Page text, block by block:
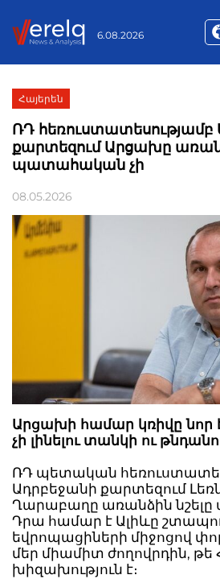
6.08.2026
Հայերեն
ՌԴ հեռուստատեսությամբ
քարտեզում Արցախը
պատահական չի
08.05.2026
Արցախի համար կռիվը նոր
չի լինելու տանկի ու
ՌԴ պետական
Ադրբեջանի քարտեզում
Ղարաբաղը առանձին
Դրա համար է Ալիևը
եվրոպացիների միջոցով
մեր միամիտ ժողովրդին, թե
խիզախություն է։